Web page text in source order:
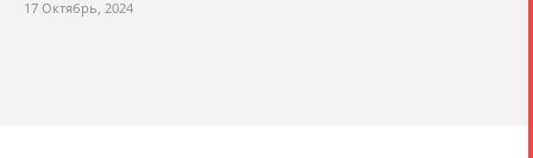
17 Октябрь, 2024